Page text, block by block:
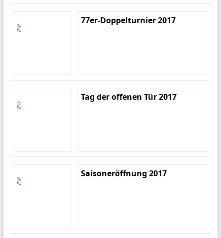
77er-Doppelturnier 2017
Tag der offenen Tür 2017
Saisoneröffnung 2017